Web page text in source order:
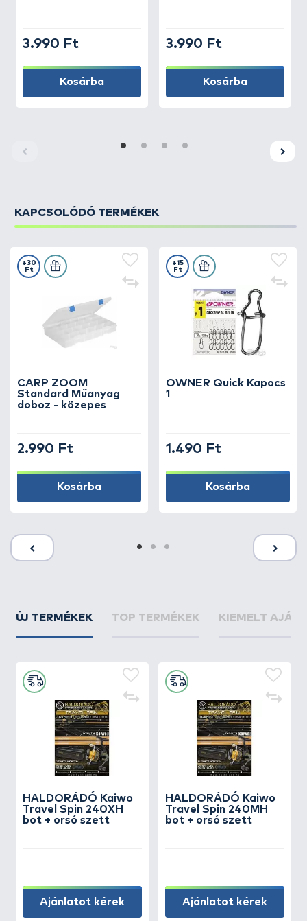
3.990 Ft
Kosárba
3.990 Ft
Kosárba
KAPCSOLÓDÓ TERMÉKEK
CARP ZOOM
Standard Műanyag
doboz - közepes
+30
Ft
2.990 Ft
Kosárba
OWNER Quick Kapocs
1
+15
Ft
1.490 Ft
Kosárba
ÚJ TERMÉKEK TOP TERMÉKEK KIEMELT
HALDORÁDÓ Kaiwo
Travel Spin 240XH
bot + orsó szett
Ajánlatot kérek
HALDORÁDÓ Kaiwo
Travel Spin 240MH
bot + orsó szett
Ajánlatot kérek